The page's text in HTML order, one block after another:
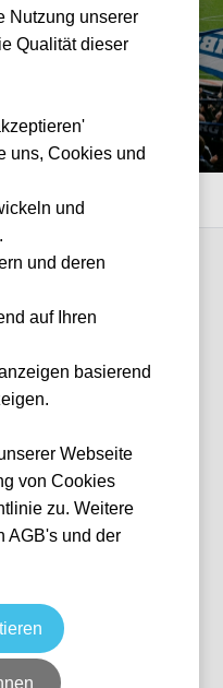
Nutzung unserer
Qualität dieser
uns, Cookies und
und
und deren
auf Ihren
basierend
Webseite
von Cookies
zu. Weitere
AGB's und der